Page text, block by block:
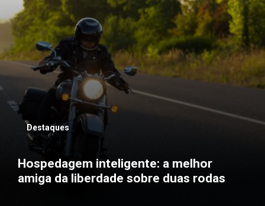
Destaques
Hospedagem inteligente: a melhor
amiga da liberdade sobre duas rodas